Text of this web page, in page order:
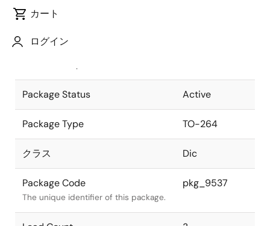
カート
ログイン
JEITA Standard
The JEITA standard to which the
Package Status Active
Package Type TO-264
クラス Dic
Package Code
The unique identifier of this package.
pkg_9537